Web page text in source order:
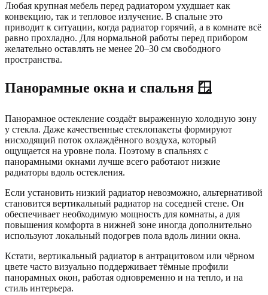
Любая крупная мебель перед радиатором ухудшает как
конвекцию, так и тепловое излучение. В спальне это
приводит к ситуации, когда радиатор горячий, а в комнате всё
равно прохладно. Для нормальной работы перед прибором
желательно оставлять не менее 20–30 см свободного
пространства.
Панорамные окна и спальня 🪟
Панорамное остекление создаёт выраженную холодную зону
у стекла. Даже качественные стеклопакеты формируют
нисходящий поток охлаждённого воздуха, который
ощущается на уровне пола. Поэтому в спальнях с
панорамными окнами лучше всего работают низкие
радиаторы вдоль остекления.
Если установить низкий радиатор невозможно, альтернативой
становится вертикальный радиатор на соседней стене. Он
обеспечивает необходимую мощность для комнаты, а для
повышения комфорта в нижней зоне иногда дополнительно
используют локальный подогрев пола вдоль линии окна.
Кстати, вертикальный радиатор в антрацитовом или чёрном
цвете часто визуально поддерживает тёмные профили
панорамных окон, работая одновременно и на тепло, и на
стиль интерьера.